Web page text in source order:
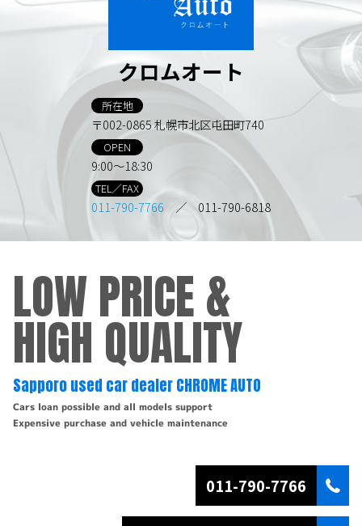
クロムオート
所在地
〒002-0865 札幌市北区屯田町740
OPEN
9:00～18:30
TEL／FAX
011-790-7766 ／ 011-790-6818
LOW PRICE &
HIGH QUALITY
Sapporo used car dealer CHROME AUTO
Cars loan possible and all models support
Expensive purchase and vehicle maintenance
011-790-7766